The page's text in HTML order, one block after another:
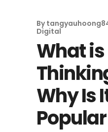
By
Digital
What
Why Is
Popular